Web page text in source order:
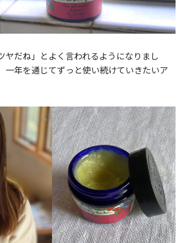
ヤだね」とよく言われるようになりまし
一年を通じてずっと使い続けていきたいア